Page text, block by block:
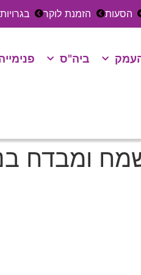
הסעות הזמנת לוקר בגרויות
ביה"ס
ומבדח